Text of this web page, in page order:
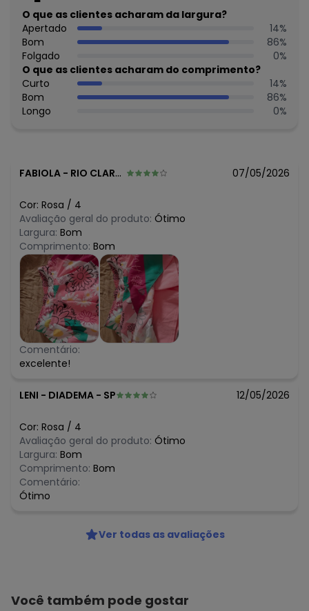
julho/2026
junho/2026 N/D*
maio/2026 R$ 29,85
abril/2026 R$ 29,85
março/2026 R$ 64,9
fevereiro/2026 N/D*
O que as clientes acharam da largura?
Apertado
14%
Bom
86%
Folgado
0%
O que as clientes acharam do comprimento?
Curto
14%
Bom
86%
Longo
0%
FABIOLA - RIO CLARO - SP 07/05/2026
Cor: Rosa / 4
Avaliação geral do produto: Ótimo
Largura: Bom
Comprimento: Bom
Comentário:
excelente!
LENI - DIADEMA - SP 12/05/2026
Cor: Rosa / 4
Avaliação geral do produto: Ótimo
Largura: Bom
Comprimento: Bom
Comentário:
Ótimo
Ver todas as avaliações
Você também pode gostar